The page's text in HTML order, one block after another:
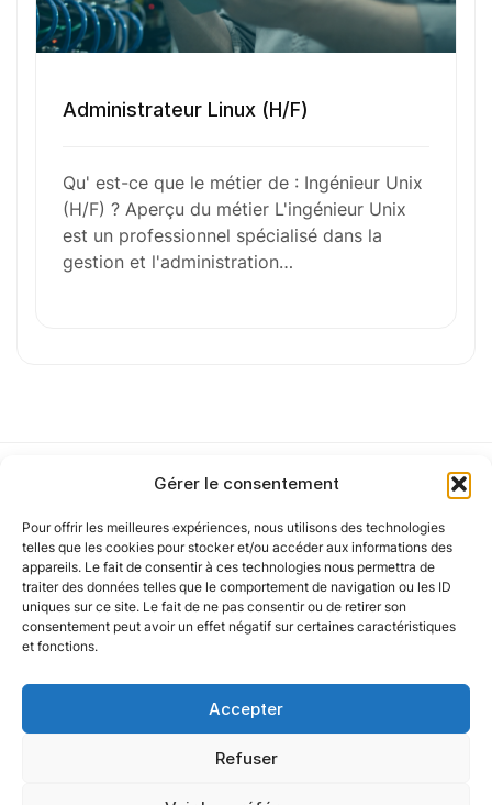
Gérer le consentement
Pour offrir les meilleures expériences, nous utilisons des technologies
telles que les cookies pour stocker et/ou accéder aux informations des
appareils. Le fait de consentir à ces technologies nous permettra de
traiter des données telles que le comportement de navigation ou les ID
uniques sur ce site. Le fait de ne pas consentir ou de retirer son
consentement peut avoir un effet négatif sur certaines caractéristiques
et fonctions.
Accepter
Refuser
Sélectionner une agence Oxygène Intérim/ BTT
Glisser & déposer les fichiers ici
ou
Parcourir les fichiers
Cet article a été partiellement rédigé à l’aide d’une intelligence artificielle et
Administrateur Linux (H/F)
Qu' est-ce que le métier de : Ingénieur Unix
(H/F) ? Aperçu du métier L'ingénieur Unix
est un professionnel spécialisé dans la
gestion et l'administration…
Notre politique
Nos agences
Nos autres marques
Nos réseaux